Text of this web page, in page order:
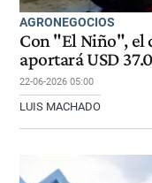
AGRONEGOCIOS
Con "El Niño", el
aportará USD
22-06-2026 05:00
LUIS MACHADO